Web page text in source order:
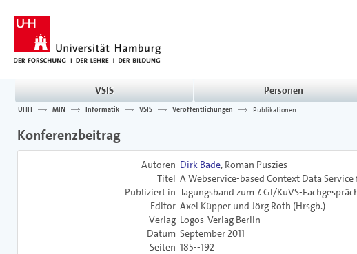
VSIS Personen
UHH MIN Informatik VSIS Veröffentlichungen Publikationen
Konferenzbeitrag
Autoren Dirk Bade, Roman Puszies
Titel A Webservice-based Context Data
Publiziert in Tagungsband zum 7. GI/KuVS-
Editor Axel Küpper und Jörg Roth (Hrsgb.)
Verlag Logos-Verlag Berlin
Datum September 2011
Seiten 185--192